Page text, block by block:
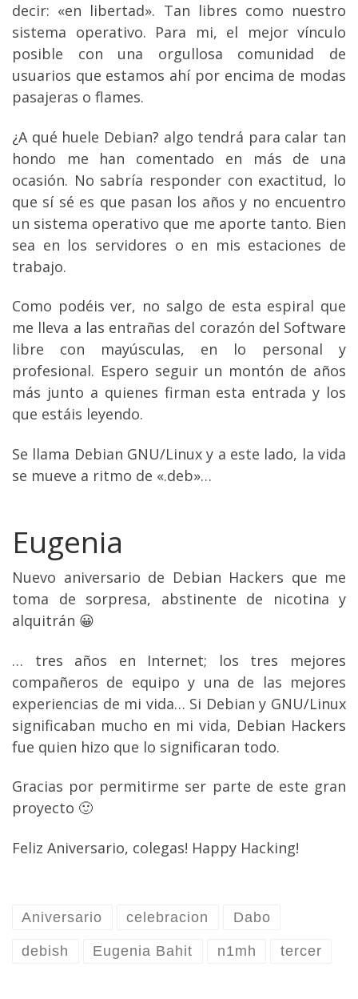
decir: «en libertad». Tan libres como nuestro
sistema operativo. Para mi, el mejor vínculo
posible con una orgullosa comunidad de
usuarios que estamos ahí por encima de modas
pasajeras o flames.
¿A qué huele Debian? algo tendrá para calar tan
hondo me han comentado en más de una
ocasión. No sabría responder con exactitud, lo
que sí sé es que pasan los años y no encuentro
un sistema operativo que me aporte tanto. Bien
sea en los servidores o en mis estaciones de
trabajo.
Como podéis ver, no salgo de esta espiral que
me lleva a las entrañas del corazón del Software
libre con mayúsculas, en lo personal y
profesional. Espero seguir un montón de años
más junto a quienes firman esta entrada y los
que estáis leyendo.
Se llama Debian GNU/Linux y a este lado, la vida
se mueve a ritmo de «.deb»…
Eugenia
Nuevo aniversario de Debian Hackers que me
toma de sorpresa, abstinente de nicotina y
alquitrán 😀
… tres años en Internet; los tres mejores
compañeros de equipo y una de las mejores
experiencias de mi vida… Si Debian y GNU/Linux
significaban mucho en mi vida, Debian Hackers
fue quien hizo que lo significaran todo.
Gracias por permitirme ser parte de este gran
proyecto 🙂
Feliz Aniversario, colegas! Happy Hacking!
Aniversario celebracion Dabo
debish Eugenia Bahit n1mh tercer